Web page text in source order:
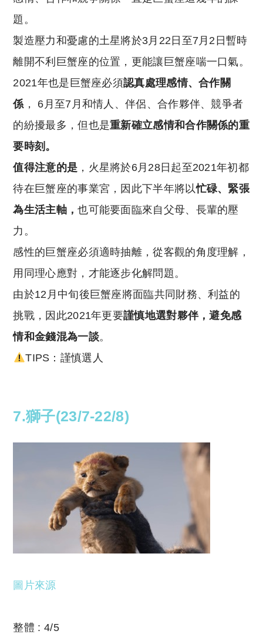
題。
製造壓力和憂慮的土星將於3月22日至7月2日暫時
離開不利巨蟹座的位置，更能讓巨蟹座喘一口氣。
2021年也是巨蟹座必須認真處理感情、合作關
係 ， 6月至7月和情人、伴侶、合作夥伴、競爭者
的紛擾最多，但也是重新確立感情和合作關係的重
要時刻。
值得注意的是 ，火星將於6月28日起至2021年初都
待在巨蟹座的事業宮，因此下半年將以忙碌、緊張
為生活主軸，也可能要面臨來自父母、長輩的壓
力。
感性的巨蟹座必須適時抽離，從客觀的角度理解，
用同理心應對，才能逐步化解問題。
由於12月中旬後巨蟹座將面臨共同財務、利益的
挑戰，因此2021年更要謹慎地選對夥伴，避免感
情和金錢混為一談。
TIPS：謹慎選人
7.獅子(23/7-22/8)
圖片來源
整體 : 4/5